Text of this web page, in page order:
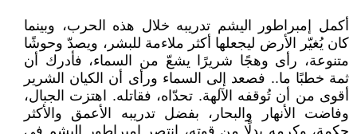
أكمل إمبراطور اليشم تدريبه خلال هذه الحرب، وبينما
كان يُغيّر الأرض ليجعلها أكثر ملاءمة للبشر، ويصدّ وحوشًا
متنوعة، رأى وهجًا شريرًا يشعّ من السماء، فأدرك أن
ثمة خطبًا ما.. فصعد إلى السماء ورأى أن الكيان الشرير
أقوى من أن تُوقفه الآلهة. تحدّاه، فقاتله. اهتزت الجبال،
وفاضت الأنهار والبحار، بفضل تدريبه الأعمق والأكثر